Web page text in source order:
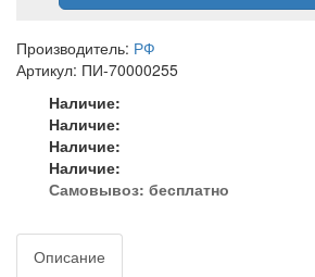
Производитель: РФ
Артикул: ПИ-70000255
Наличие:
Наличие:
Наличие:
Наличие:
Самовывоз: бесплатно
Описание